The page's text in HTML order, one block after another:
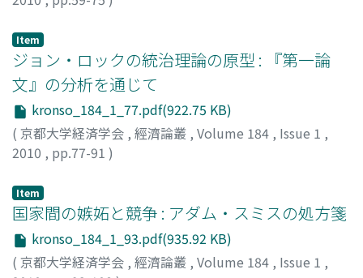
Item
ジョン・ロックの統治理論の原型 : 『第一論
文』の分析を通じて
kronso_184_1_77.pdf(922.75 KB)
( 京都大学経済学会 , 經濟論叢 , Volume 184 , Issue 1 ,
2010 , pp.77-91 )
Item
国家間の嫉妬と競争 : アダム・スミスの処方箋
kronso_184_1_93.pdf(935.92 KB)
( 京都大学経済学会 , 經濟論叢 , Volume 184 , Issue 1 ,